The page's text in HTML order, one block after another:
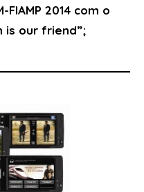
2014 com o
is our friend”;